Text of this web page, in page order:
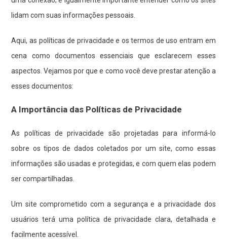
lidam com suas informações pessoais.
Aqui, as políticas de privacidade e os termos de uso entram em
cena como documentos essenciais que esclarecem esses
aspectos. Vejamos por que e como você deve prestar atenção a
esses documentos:
A Importância das Políticas de Privacidade
As políticas de privacidade são projetadas para informá-lo
sobre os tipos de dados coletados por um site, como essas
informações são usadas e protegidas, e com quem elas podem
ser compartilhadas.
Um site comprometido com a segurança e a privacidade dos
usuários terá uma política de privacidade clara, detalhada e
facilmente acessível.